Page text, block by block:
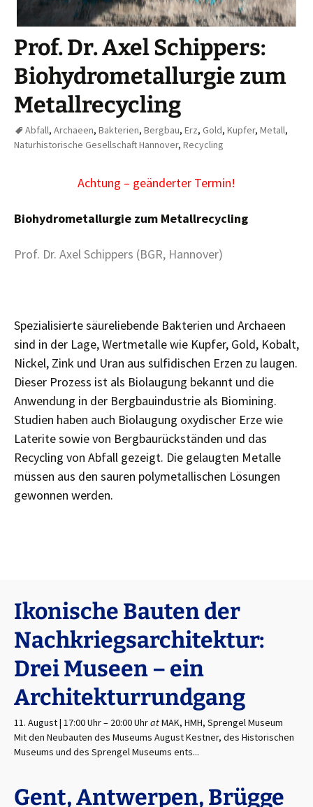
Prof. Dr. Axel Schippers:
Biohydrometallurgie zum
Metallrecycling
Abfall, Archaeen, Bakterien, Bergbau, Erz, Gold, Kupfer, Metall,
Naturhistorische Gesellschaft Hannover, Recycling
Achtung – geänderter Termin!
Biohydrometallurgie zum Metallrecycling
Prof. Dr. Axel Schippers (BGR, Hannover)
Spezialisierte säureliebende Bakterien und Archaeen
sind in der Lage, Wertmetalle wie Kupfer, Gold, Kobalt,
Nickel, Zink und Uran aus sulfidischen Erzen zu laugen.
Dieser Prozess ist als Biolaugung bekannt und die
Anwendung in der Bergbauindustrie als Biomining.
Studien haben auch Biolaugung oxydischer Erze wie
Laterite sowie von Bergbaurückständen und das
Recycling von Abfall gezeigt. Die gelaugten Metalle
müssen aus den sauren polymetallischen Lösungen
gewonnen werden.
Ikonische Bauten der
Nachkriegsarchitektur:
Drei Museen – ein
Architekturrundgang
11. August | 17:00 Uhr– 20:00 UhratMAK, HMH, Sprengel Museum
Mit den Neubauten des Museums August Kestner, des Historischen
Museums und des Sprengel Museums ents...
Gent, Antwerpen, Brügge